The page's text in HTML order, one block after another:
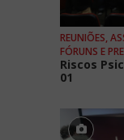
REUNIÕES,
FÓRUNS E
Riscos
01